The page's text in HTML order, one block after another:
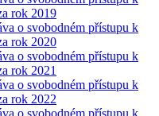
rok 2019
o svobodném přístupu k
rok 2020
o svobodném přístupu k
rok 2021
o svobodném přístupu k
rok 2022
o svobodném přístupu k